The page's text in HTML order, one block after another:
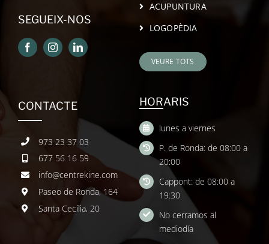
SEGUEIX-NOS
ACUPUNTURA
LOGOPÈDIA
VEURE TOTS
CONTACTE
973 23 37 03
677 56 16 59
info@centrekine.com
Paseo de Ronda, 164
Santa Cecília, 20
HORARIS
lunes a viernes
P. de Ronda: de 08:00 a
20:00
Cappont: de 08:00 a
19:30
No cerramos al
mediodía